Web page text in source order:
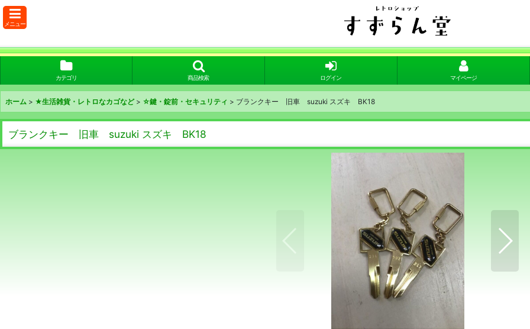
メニュー
カテゴリ 商品検索 ログイン マイページ
ホーム > ★生活雑貨・レトロなカゴなど > ☆鍵・錠前・セキュリティ > ブランクキー 旧車 suzuki スズキ BK18
ブランクキー 旧車 suzuki スズキ BK18